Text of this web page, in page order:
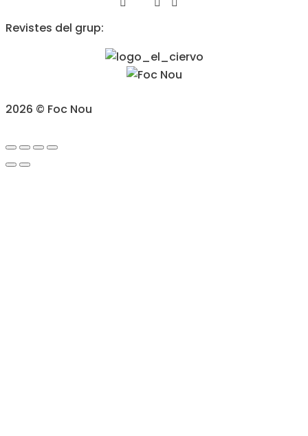
Revistes del grup:
2026 © Foc Nou